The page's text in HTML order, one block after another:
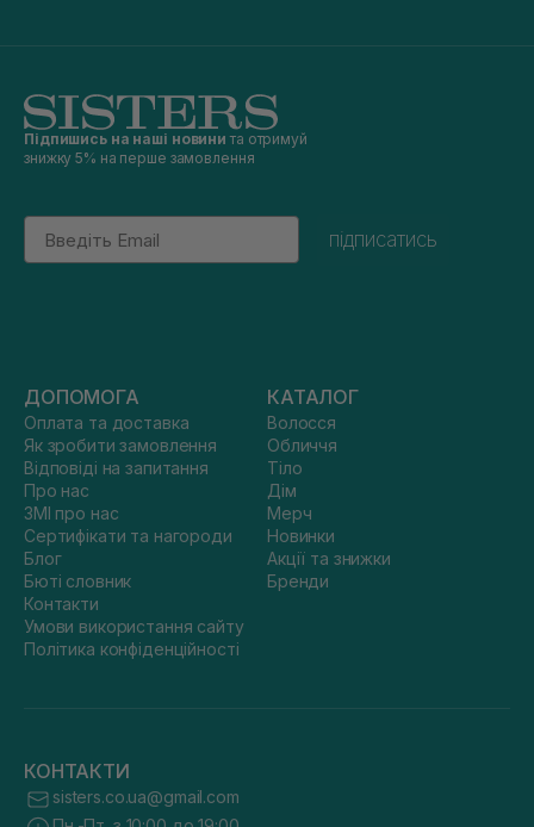
Підпишись на наші новини та отримуй
знижку 5% на перше замовлення
Email
підписатись
ДОПОМОГА
Оплата та доставка
Як зробити замовлення
Відповіді на запитання
Про нас
ЗМІ про нас
Сертифікати та нагороди
Блог
Бюті словник
Контакти
Умови використання сайту
Політика конфіденційності
КАТАЛОГ
Волосся
Обличчя
Тіло
Дім
Мерч
Новинки
Акції та знижки
Бренди
КОНТАКТИ
sisters.co.ua@gmail.com